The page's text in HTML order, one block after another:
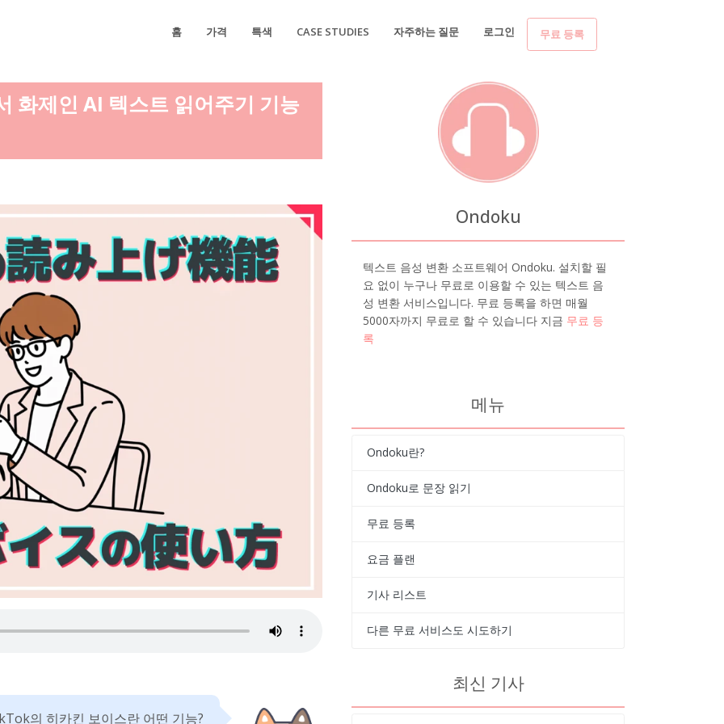
홈 가격 특색 CASE STUDIES 자주하는 질문 로그인 무료 등록
화제인 AI 텍스트 읽어주기 기능
의 히카킨 보이스란 어떤 기능?
Ondoku
텍스트 음성 변환 소프트웨어 Ondoku. 설치할 필
요 없이 누구나 무료로 이용할 수 있는 텍스트 음
성 변환 서비스입니다. 무료 등록을 하면 매월
5000자까지 무료로 할 수 있습니다 지금 무료 등
록
메뉴
Ondoku란?
Ondoku로 문장 읽기
무료 등록
요금 플랜
기사 리스트
다른 무료 서비스도 시도하기
최신 기사